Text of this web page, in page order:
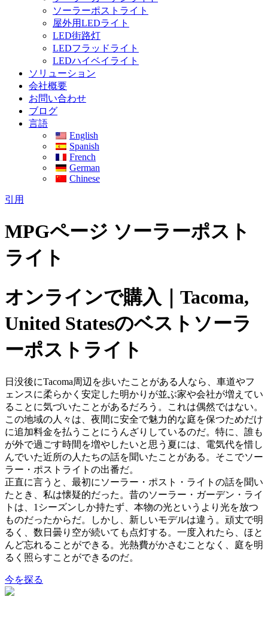
ソーラーポストライト
屋外用LEDライト
LED街路灯
LEDフラッドライト
LEDハイベイライト
ソリューション
会社概要
お問い合わせ
ブログ
言語
English
Spanish
French
German
Chinese
引用
MPGページ ソーラーポスト
ライト
オンラインで購入｜Tacoma,
United Statesのベストソーラ
ーポストライト
日没後にTacoma周辺を歩いたことがある人なら、車道やフ
ェンスに柔らかく安定した明かりが並ぶ家や会社が増えてい
ることに気づいたことがあるだろう。これは偶然ではない。
この地域の人々は、夜間に安全で魅力的な庭を保つためだけ
に追加料金を払うことにうんざりしているのだ。特に、誰も
が外で過ごす時間を増やしたいと思う夏には、電気代を惜し
んでいた近所の人たちの話を聞いたことがある。そこでソー
ラー・ポストライトの出番だ。
正直に言うと、最初にソーラー・ポスト・ライトの話を聞い
たとき、私は懐疑的だった。昔のソーラー・ガーデン・ライ
トは、1シーズンしか持たず、本物の光というより光を放つ
ものだったからだ。しかし、新しいモデルは違う。頑丈で明
るく、数日曇り空が続いても点灯する。一度入れたら、ほと
んど忘れることができる。光熱費がかさむことなく、庭を明
るく照らすことができるのだ。
今を探る